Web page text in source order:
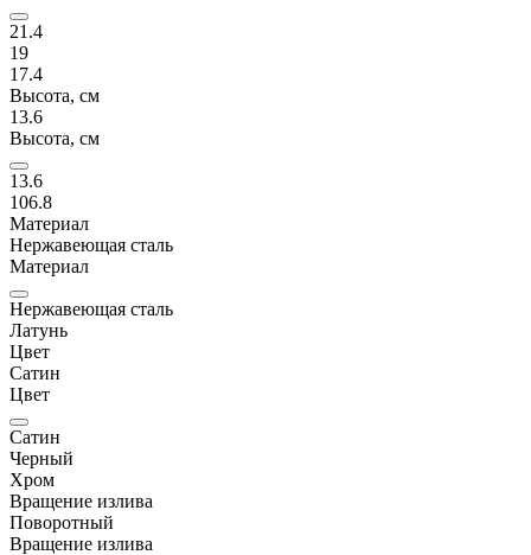
21.4
19
17.4
Высота, см
13.6
Высота, см
13.6
106.8
Материал
Нержавеющая сталь
Материал
Нержавеющая сталь
Латунь
Цвет
Сатин
Цвет
Сатин
Черный
Хром
Вращение излива
Поворотный
Вращение излива